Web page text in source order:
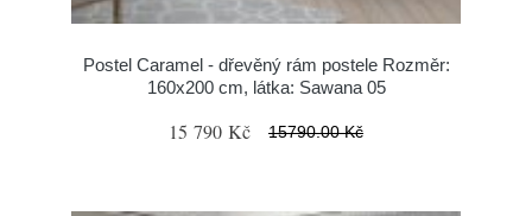
Postel Caramel - dřevěný rám postele Rozměr:
160x200 cm, látka: Sawana 05
15 790 Kč 15790.00 Kč